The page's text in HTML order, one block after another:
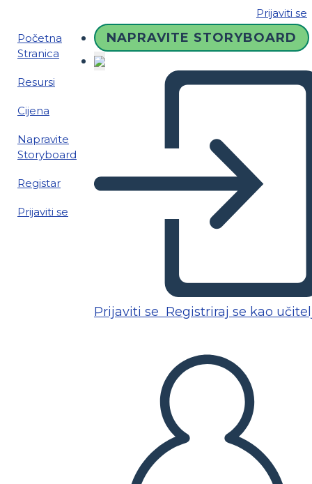
Prijaviti se
Početna
Stranica
Resursi
Cijena
Napravite
Storyboard
Registar
Prijaviti se
NAPRAVITE STORYBOARD
Prijaviti se Registriraj se kao